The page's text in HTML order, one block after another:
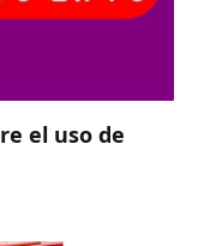
el uso de